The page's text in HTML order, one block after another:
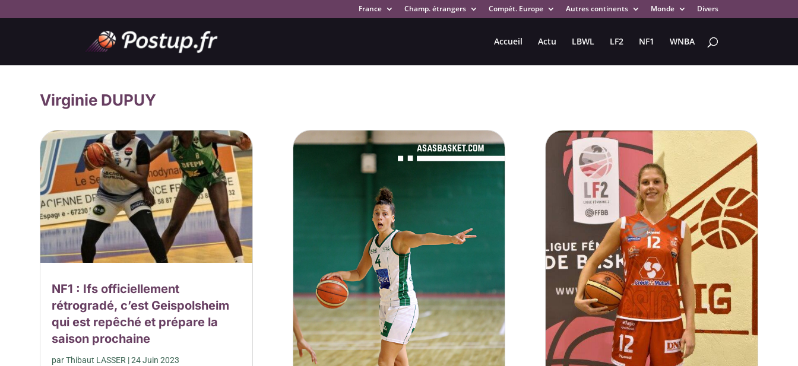
France Champ. étrangers Compét. Europe Autres continents Monde Divers
Accueil Actu LBWL LF2 NF1 WNBA
Virginie DUPUY
NF1 : Ifs officiellement
rétrogradé, c’est Geispolsheim
qui est repêché et prépare la
saison prochaine
parThibaut LASSER |24 Juin 2023